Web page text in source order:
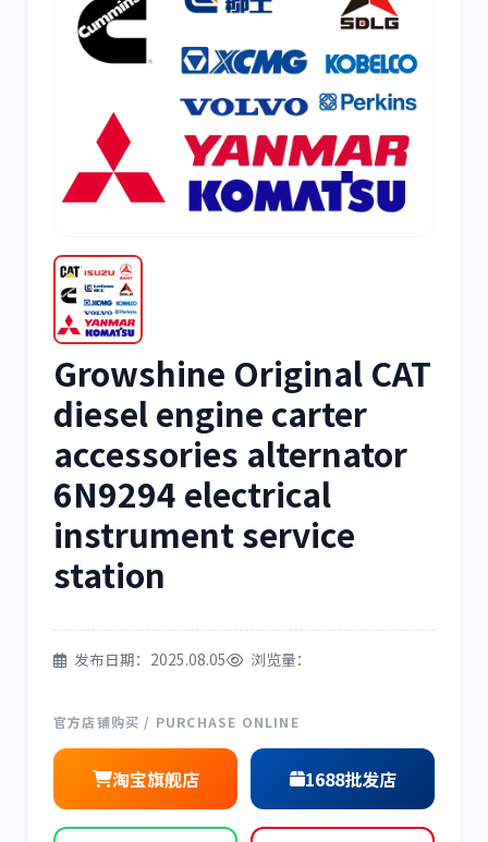
久保田
神钢
Growshine Original CAT
diesel engine carter
accessories alternator
6N9294 electrical
instrument service
station
发布日期：2025.08.05 浏览量：
官方店铺购买 / PURCHASE ONLINE
淘宝旗舰店 1688批发店